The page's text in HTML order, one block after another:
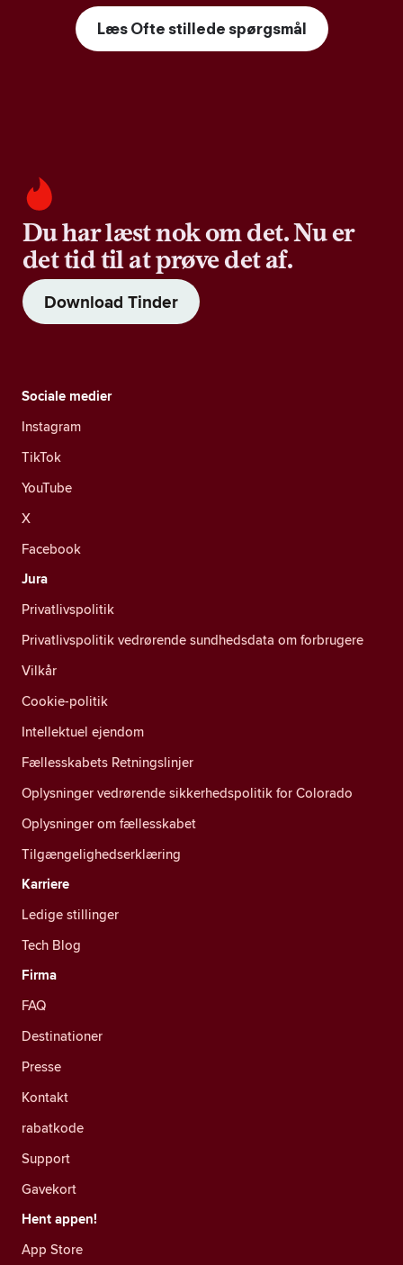
Læs Ofte stillede spørgsmål
Du har læst nok om det. Nu er
det tid til at prøve det af.
Download Tinder
Sociale medier
Instagram
TikTok
YouTube
X
Facebook
Jura
Privatlivspolitik
Privatlivspolitik vedrørende sundhedsdata om forbrugere
Vilkår
Cookie-politik
Intellektuel ejendom
Fællesskabets Retningslinjer
Oplysninger vedrørende sikkerhedspolitik for Colorado
Oplysninger om fællesskabet
Tilgængelighedserklæring
Karriere
Ledige stillinger
Tech Blog
Firma
FAQ
Destinationer
Presse
Kontakt
rabatkode
Support
Gavekort
Hent appen!
App Store